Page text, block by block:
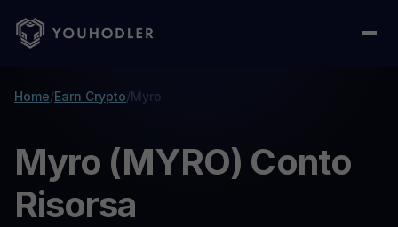
Home/Earn Crypto/Myro
Myro (MYRO) Conto
Risorsa